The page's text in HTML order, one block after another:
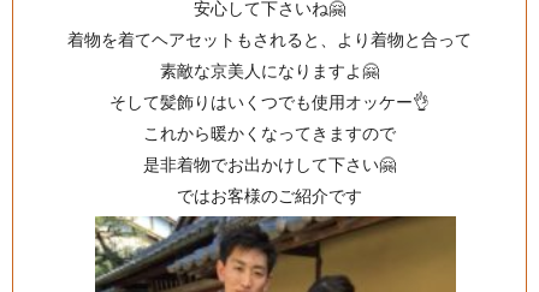
安心して下さいね🤗
着物を着てヘアセットもされると、より着物と合って
素敵な京美人になりますよ🤗
そして髪飾りはいくつでも使用オッケー👌
これから暖かくなってきますので
是非着物でお出かけして下さい🤗
ではお客様のご紹介です